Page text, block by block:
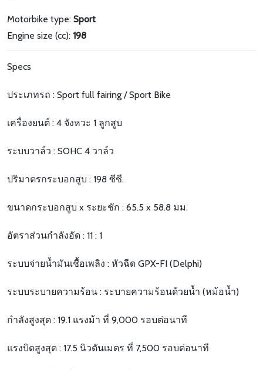
Motorbike type: Sport
Engine size (cc): 198
Specs
ประเภทรถ : Sport full fairing / Sport Bike
เครื่องยนต์ : 4 จังหวะ 1 ลูกสูบ
ระบบวาล์ว : SOHC 4 วาล์ว
ปริมาตรกระบอกสูบ : 198 ซีซี.
ขนาดกระบอกสูบ x ระยะชัก : 65.5 x 58.8 มม.
อัตราส่วนกำลังอัด : 11 : 1
ระบบจ่ายน้ำมันเชื้อเพลิง : หัวฉีด GPX-FI (Delphi)
ระบบระบายความร้อน : ระบายความร้อนด้วยน้ำ (หม้อน้ำ)
กำลังสูงสุด : 19.1 แรงม้า ที่ 9,000 รอบต่อนาที
แรงบิดสูงสุด : 17.5 นิวตันเมตร ที่ 7,500 รอบต่อนาที